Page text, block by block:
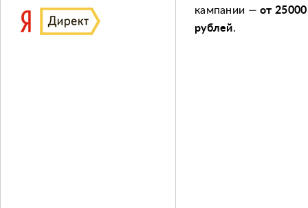
кампании —от 25000
рублей.